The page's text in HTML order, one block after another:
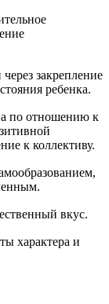
закрепление
ребенка.
по отношению к
к коллективу.
вкус.
характера и